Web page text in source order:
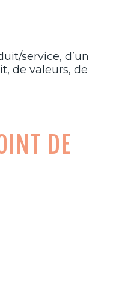
service, d’un
de valeurs, de
DE